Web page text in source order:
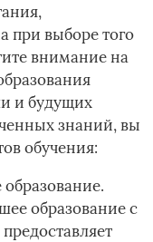
при выборе того
внимание на
и будущих
знаний, вы
обучения:
образование­ с